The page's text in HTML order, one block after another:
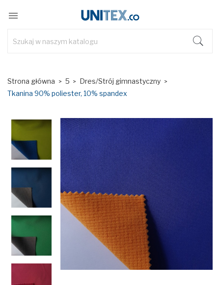

Strona główna 5
Dres/Strój gimnastyczny
Tkanina 90% poliester, 10% spandex